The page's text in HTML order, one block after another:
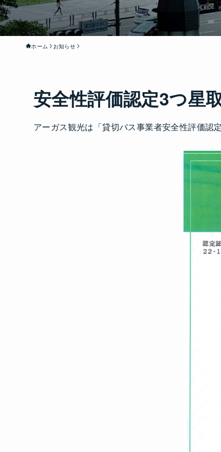
ホーム お知らせ
安全性評価認定3つ星
アーガス観光は「貸切バス事業者安全性評価認